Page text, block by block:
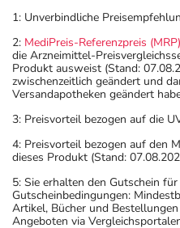
1: Unverbindliche
2: MediPreis-Referenzpreis (MRP)
die Arzneimittel-
Produkt ausweist (Stand:
zwischenzeitlich geändert und
Versandapotheken geändert
3: Preisvorteil bezogen auf die
4: Preisvorteil bezogen auf den
dieses Produkt (Stand:
5: Sie erhalten den Gutschein
Gutscheinbedingungen:
Artikel, Bücher und
Angeboten via